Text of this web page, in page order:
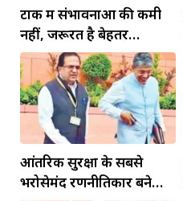
टोंक में संभावनाओं की कमी
नहीं, जरूरत है बेहतर
इंफ्रास्ट्रक्चर की
आंतरिक सुरक्षा के सबसे
भरोसेमंद रणनीतिकार बने